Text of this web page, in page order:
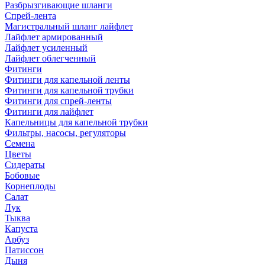
Разбрызгивающие шланги
Спрей-лента
Магистральный шланг лайфлет
Лайфлет армированный
Лайфлет усиленный
Лайфлет облегченный
Фитинги
Фитинги для капельной ленты
Фитинги для капельной трубки
Фитинги для спрей-ленты
Фитинги для лайфлет
Капельницы для капельной трубки
Фильтры, насосы, регуляторы
Семена
Цветы
Сидераты
Бобовые
Корнеплоды
Салат
Лук
Тыква
Капуста
Арбуз
Патиссон
Дыня